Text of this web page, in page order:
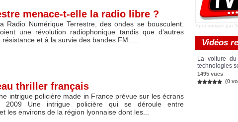
menace-t-elle la radio libre ?
Radio Numérique Terrestre, des ondes se bousculent.
une révolution radiophonique tandis que d'autres
et à la survie des bandes FM. ...
thriller français
intrigue policière made in France prévue sur les écrans
2009 Une intrigue policière qui se déroule entre
les environs de la région lyonnaise dont les...
Sponsorisée par
Vidéos
La voiture
technologies
1495 vues
(0